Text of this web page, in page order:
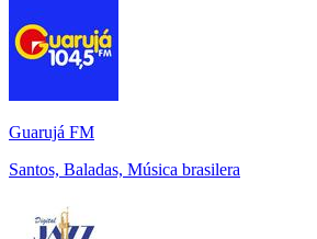
Guarujá FM
Santos, Baladas, Música brasilera